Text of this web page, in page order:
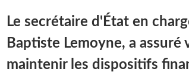
Le secrétaire d'État en
Baptiste Lemoyne, a
maintenir les dispositifs